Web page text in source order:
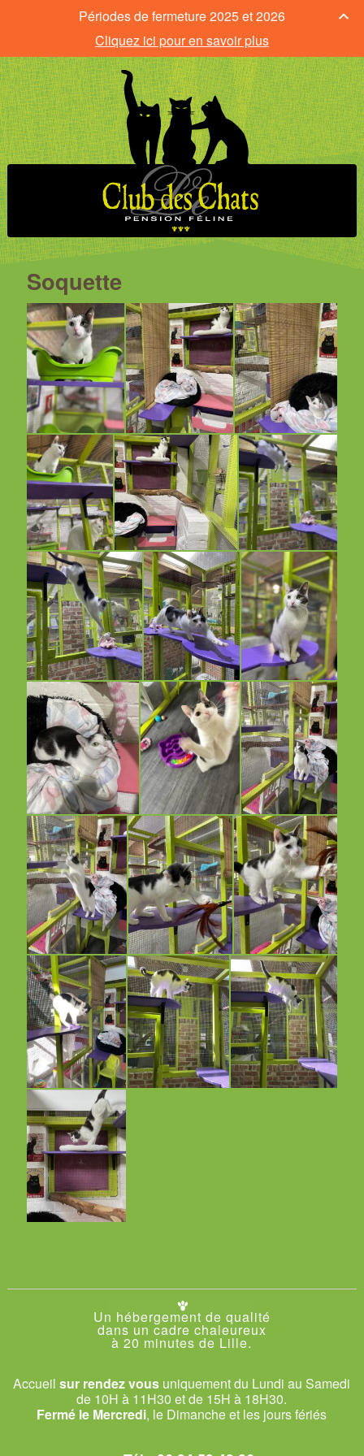
Soquette
Un hébergement de qualité
dans un cadre chaleureux
à 20 minutes de Lille.
Accueilsur rendez vous uniquement du Lundi au Samedi
de 10H à 11H30 et de 15H à 18H30.
Fermé le Mercredi, le Dimanche et les jours fériés
Périodes de fermeture 2025 et 2026
Cliquez ici pour en savoir plus